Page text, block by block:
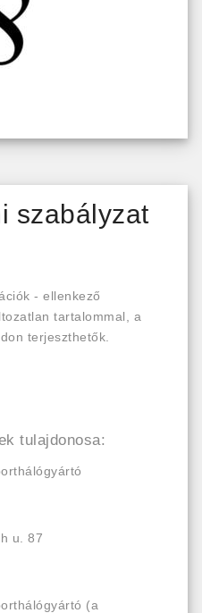
szabályzat
- ellenkező
tartalommal, a
terjeszthetők.
tulajdonosa:
u. 87
(a